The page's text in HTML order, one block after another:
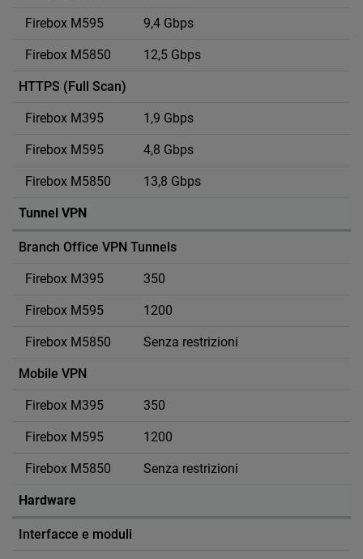
9,4 Gbps
12,5 Gbps
HTTPS (Full Scan)
1,9 Gbps
4,8 Gbps
13,8 Gbps
Tunnel VPN
Branch Office VPN Tunnels
350
1200
Senza restrizioni
Mobile VPN
350
1200
Senza restrizioni
Hardware
Interfacce e moduli